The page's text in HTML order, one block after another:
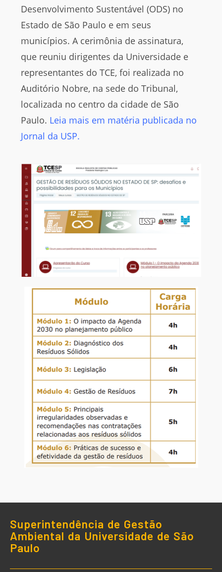
Desenvolvimento Sustentável (ODS) no
Estado de São Paulo e em seus
municípios. A cerimônia de assinatura,
que reuniu dirigentes da Universidade e
representantes do TCE, foi realizada no
Auditório Nobre, na sede do Tribunal,
localizada no centro da cidade de São
Paulo. Leia mais em matéria publicada no
Jornal da USP.
Superintendência de Gestão
Ambiental da Universidade de São
Paulo